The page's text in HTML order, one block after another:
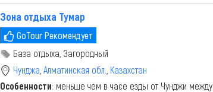
Зона отдыха Тумар
GoTour Рекомендует
База отдыха, Загородный
Чунджа Алматинская обл. Казахстан
Особенности: меньше чем в часе езды от Чунджи между